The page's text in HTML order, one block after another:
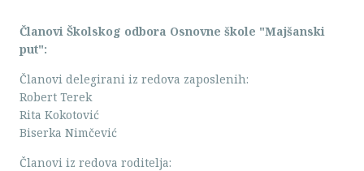
Članovi Školskog odbora Osnovne škole "Majšanski
put":
Članovi delegirani iz redova zaposlenih:
Robert Terek
Rita Kokotović
Biserka Nimčević
Članovi iz redova roditelja: